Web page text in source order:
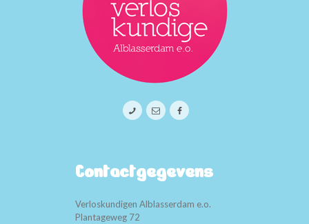
Vaders
Miskraam
Over ons
Over ons
Waarom een kleine praktijk?
Beoordelingen
Nieuws
Contactgegevens
Verloskundigen Alblasserdam e.o.
Plantageweg 72